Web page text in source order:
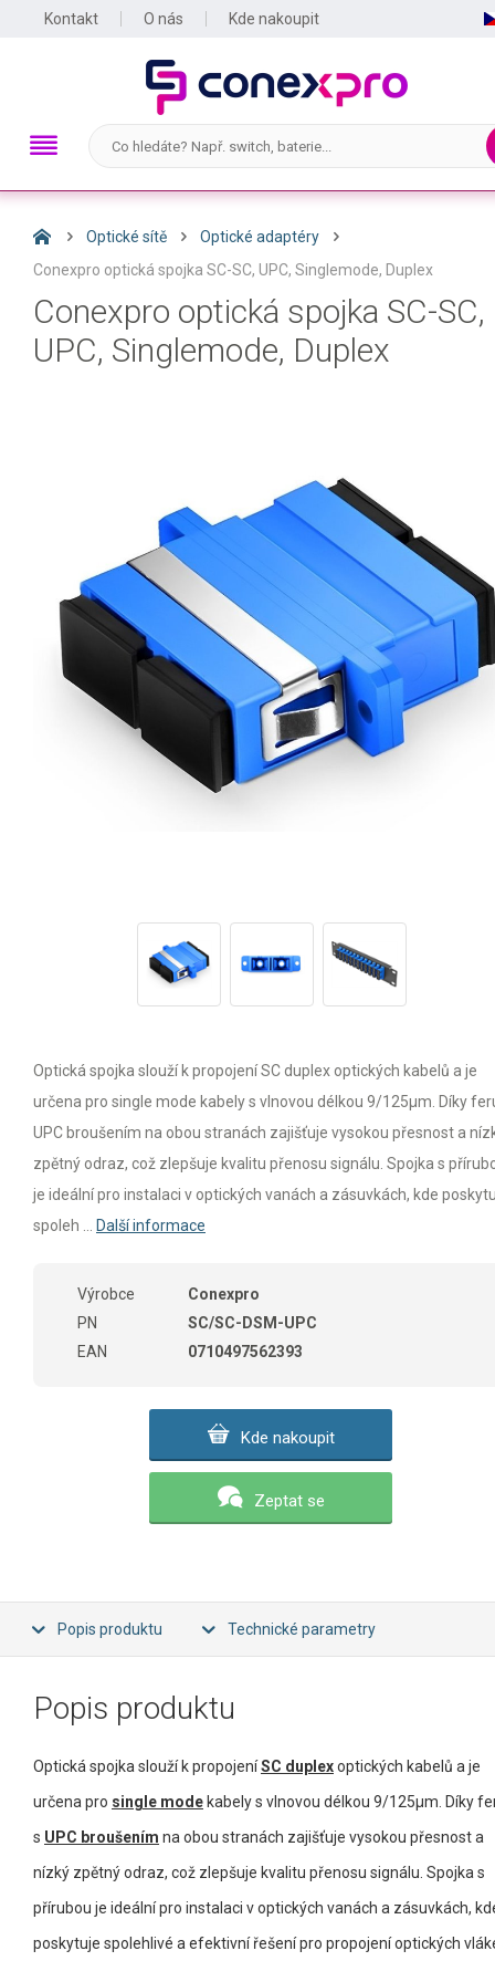
Kontakt O nás Kde nakoupit
Optické sítě
Optické adaptéry
Conexpro optická spojka SC-SC, UPC, Singlemode, Duplex
Conexpro optická spojka SC-SC,
UPC, Singlemode, Duplex
Optická spojka slouží k propojení SC duplex optických kabelů a je
určena pro single mode kabely s vlnovou délkou 9/125µm. Díky
UPC broušením na obou stranách zajišťuje vysokou přesnost a
zpětný odraz, což zlepšuje kvalitu přenosu signálu. Spojka s
je ideální pro instalaci v optických vanách a zásuvkách, kde
spoleh ...
Další informace
Výrobce
Conexpro
PN
SC/SC-DSM-UPC
EAN
0710497562393
Kde nakoupit
Zeptat se
Popis produktu Technické parametry
Popis produktu
Optická spojka slouží k propojeníSC duplexoptických kabelů a je
určena pro single mode kabely s vlnovou délkou 9/125µm. Díky
s UPC broušením na obou stranách zajišťuje vysokou přesnost a
nízký zpětný odraz, což zlepšuje kvalitu přenosu signálu. Spojka s
přírubou je ideální pro instalaci v optických vanách a zásuvkách,
poskytuje spolehlivé a efektivní řešení pro propojení optických